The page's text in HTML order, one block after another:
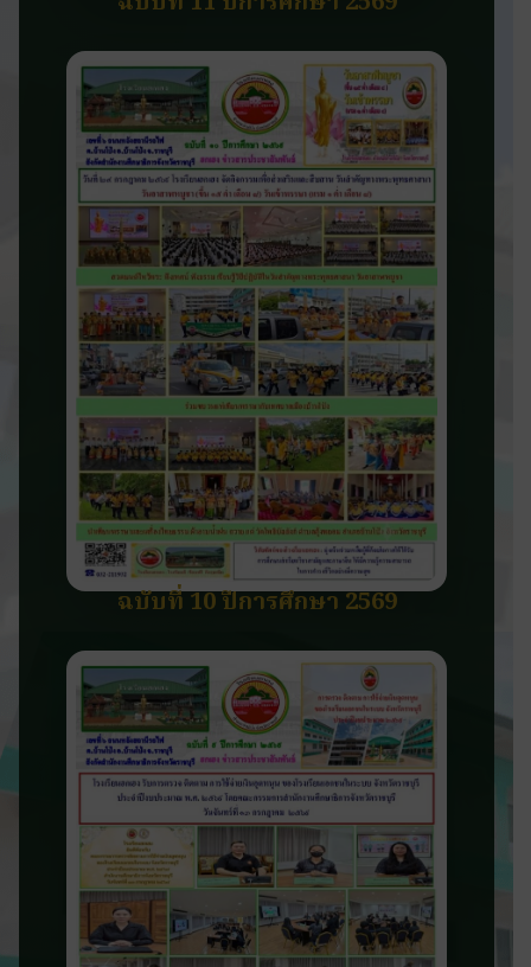
ฉบับที่ 10 ปีการศึกษา 2569